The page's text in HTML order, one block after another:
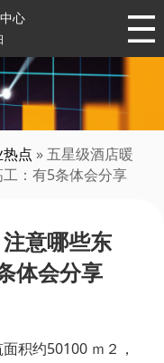
心
点 » 五星级酒店暖
：有5条体会分享
意哪些东
体会分享
积约50100 ｍ２，